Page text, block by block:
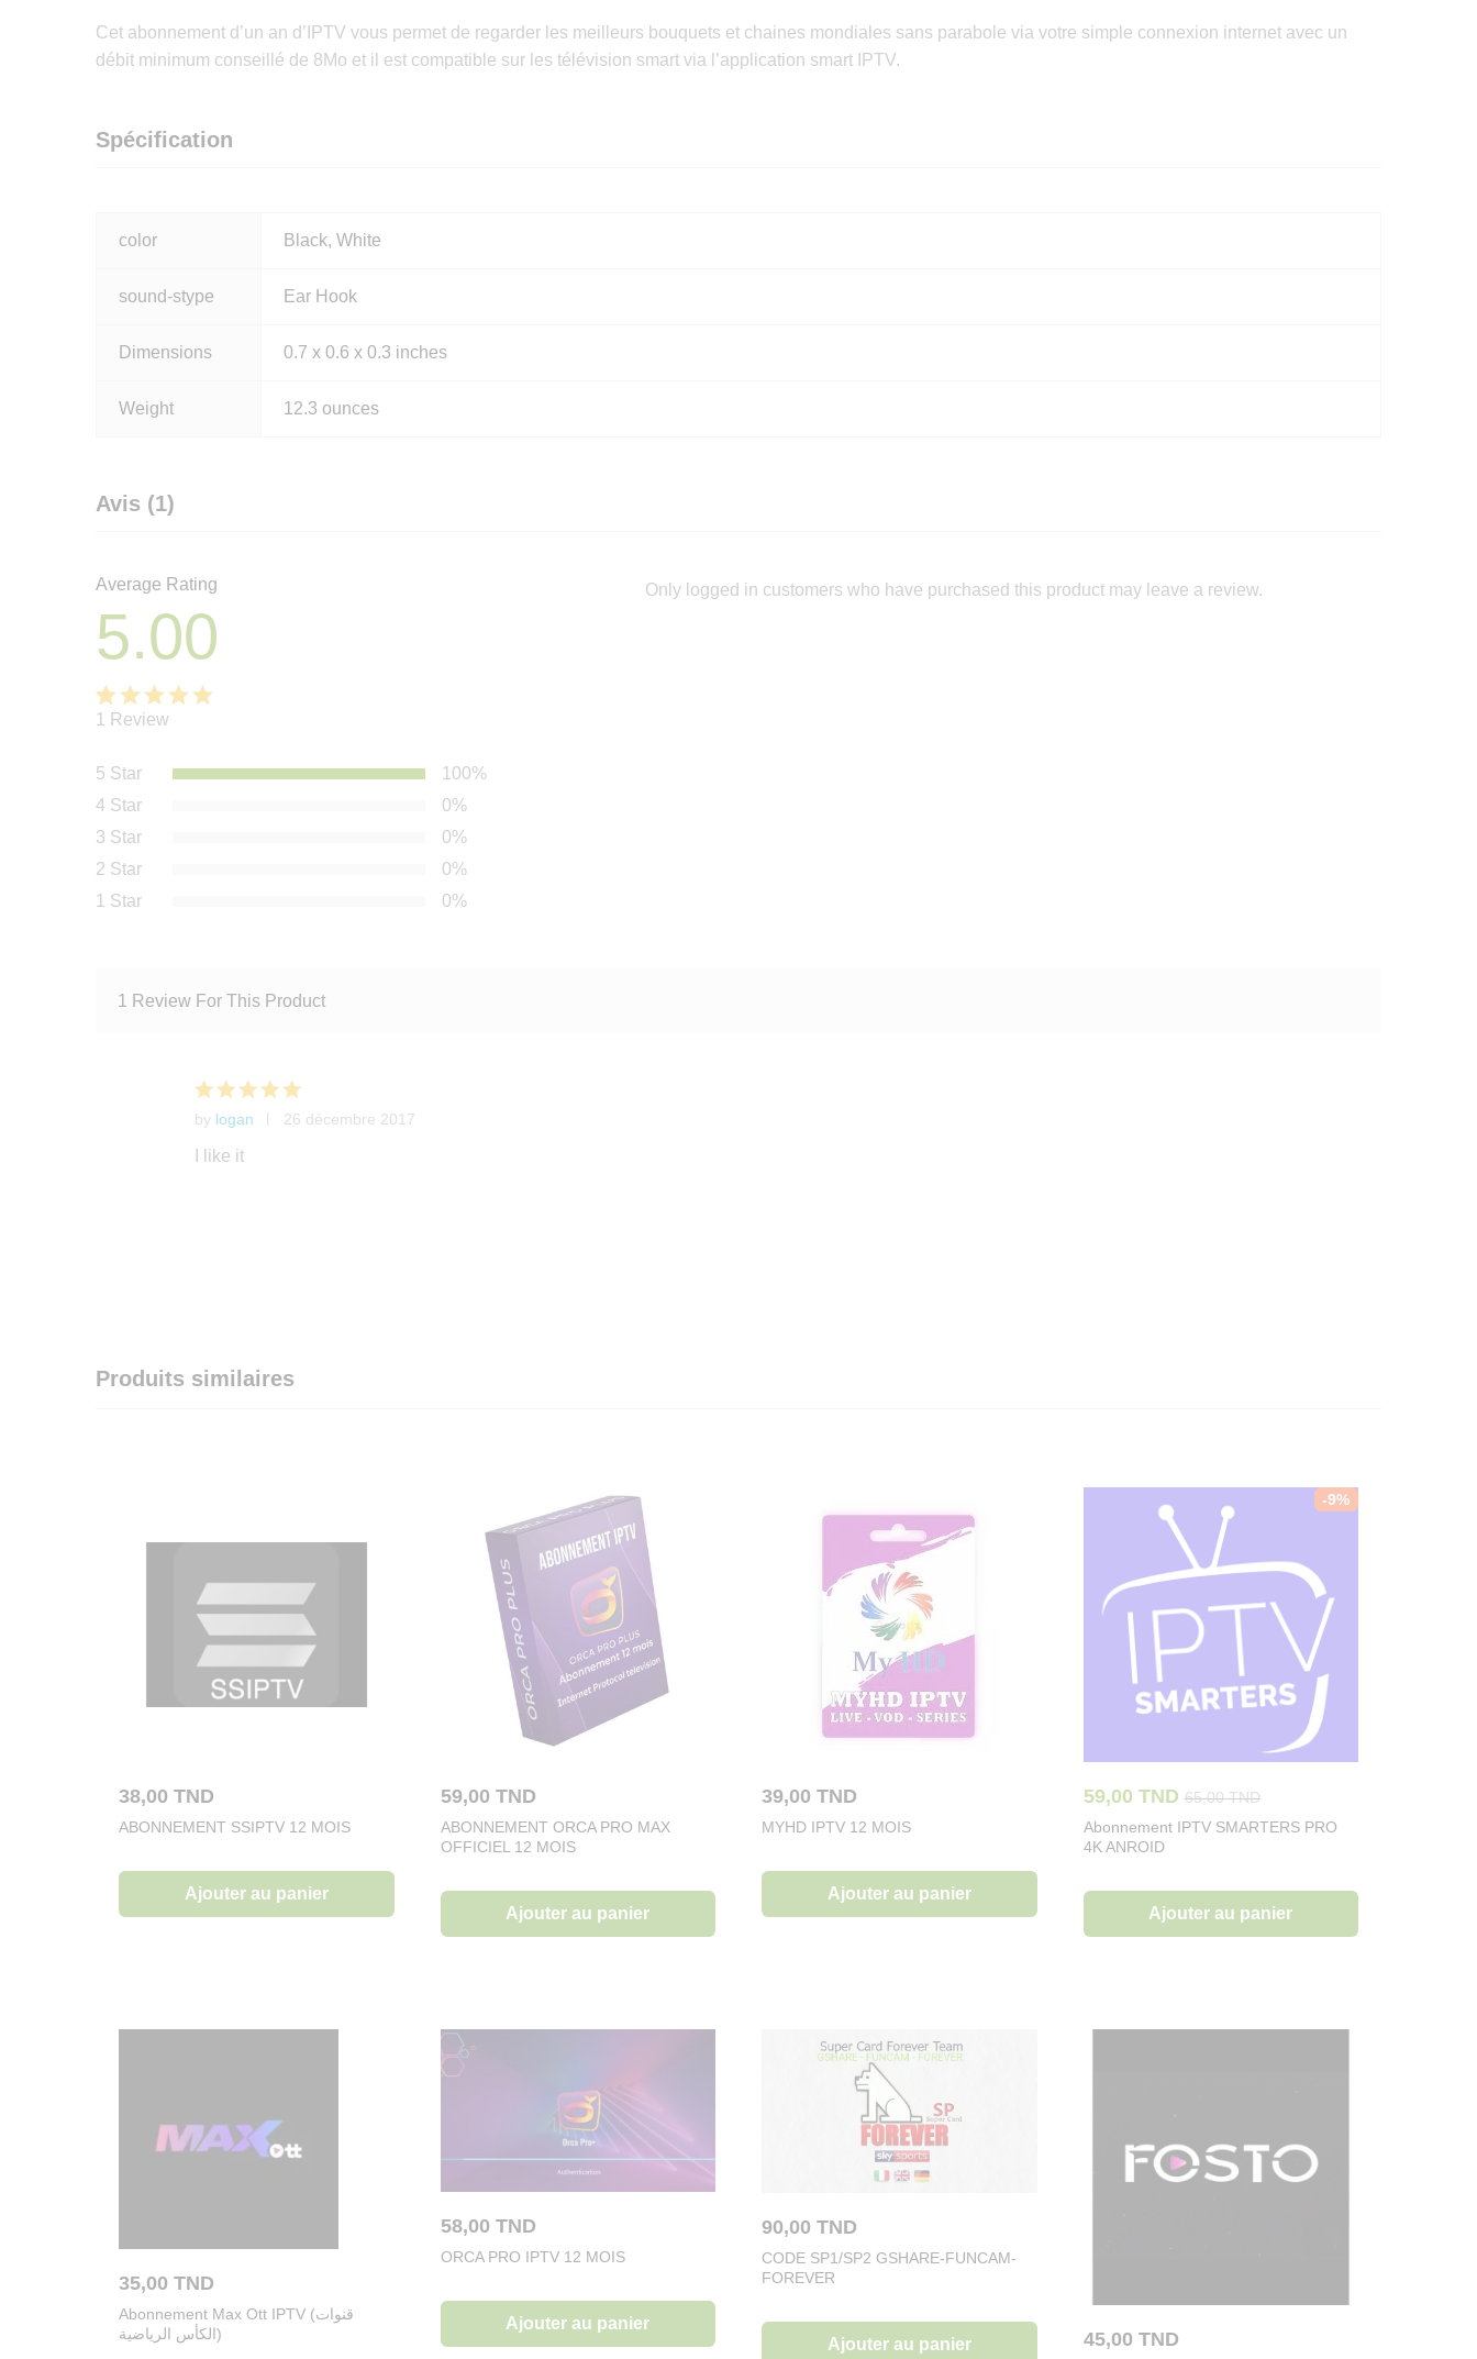
Cet abonnement d’un an d’IPTV vous permet de regarder les meilleurs bouquets et chaines mondiales sans parabole via votre simple connexion internet avec un
débit minimum conseillé de 8Mo et il est compatible sur les télévision smart via l’application smart IPTV.
Spécification
color Black, White
sound-stype Ear Hook
Dimensions 0.7 x 0.6 x 0.3 inches
Weight 12.3 ounces
Avis (1)
Average Rating
5.00
Noté5.00
sur 5
basé
sur
1
notation
client
1 Review
5 Star
100%
4 Star
0%
3 Star
0%
2 Star
0%
1 Star
0%
Only logged in customers who have purchased this product may leave a review.
1 Review For This Product
Note
sur 5
by logan 26 décembre 2017
I like it
Produits similaires
38,00 TND
ABONNEMENT SSIPTV 12 MOIS
Ajouter au panier
59,00 TND
ABONNEMENT ORCA PRO MAX
OFFICIEL 12 MOIS
Ajouter au panier
39,00 TND
MYHD IPTV 12 MOIS
Ajouter au panier
-9%
59,00 TND 65,00TND
Abonnement IPTV SMARTERS PRO
4K ANROID
Ajouter au panier
35,00 TND
Abonnement Max Ott IPTV (قنوات
الكأس الرياضية)
58,00 TND
ORCA PRO IPTV 12 MOIS
Ajouter au panier
90,00 TND
CODE SP1/SP2 GSHARE-FUNCAM-
FOREVER
Ajouter au panier 45,00 TND